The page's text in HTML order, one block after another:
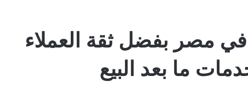
في مصر بفضل ثقة العملاء
ما بعد البيع